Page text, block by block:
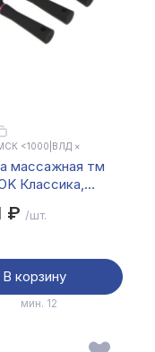
<1000 ВЛД ×
массажная тм
Классика,
₽ /шт.
В корзину
мин. 12